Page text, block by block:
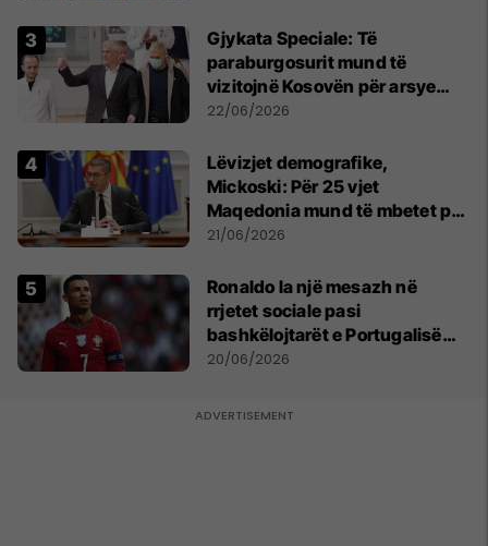
​Gjykata Speciale: Të
paraburgosurit mund të
vizitojnë Kosovën për arsye
humanitare
22/06/2026
Lëvizjet demografike,
Mickoski: Për 25 vjet
Maqedonia mund të mbetet pa
150 mijë deri në 250 mijë
21/06/2026
Ronaldo la një mesazh në
rrjetet sociale pasi
bashkëlojtarët e Portugalisë
filluan ta bojkotonin
20/06/2026